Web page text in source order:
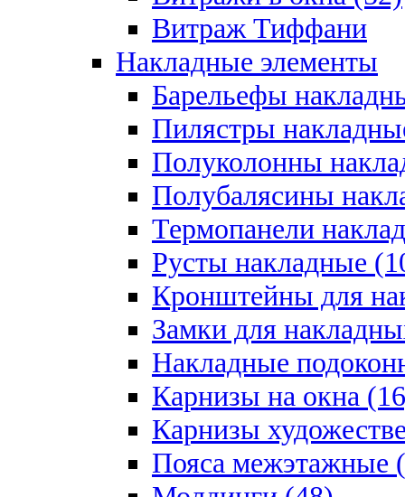
Витраж Тиффани
Накладные элементы
Барельефы
Пилястры
Полуколонны
Полубалясины
Термопанели
Русты накладные
Кронштейны для
Замки для
Накладные
Карнизы на окна
Карнизы
Пояса межэтажные